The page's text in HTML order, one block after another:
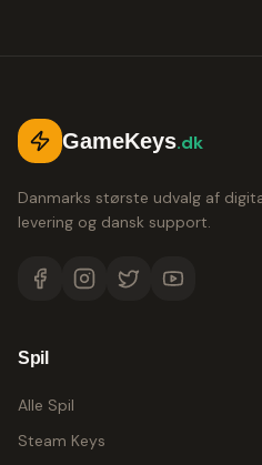
GameKeys.dk
Danmarks største udvalg af
levering og dansk support.
Spil
Alle Spil
Steam Keys